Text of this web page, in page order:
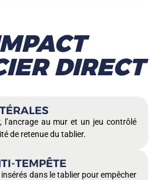
DIRECT
l’ancrage au mur et un jeu contrôlé
de retenue du tablier.
TEMPÊTE
dans le tablier pour empêcher